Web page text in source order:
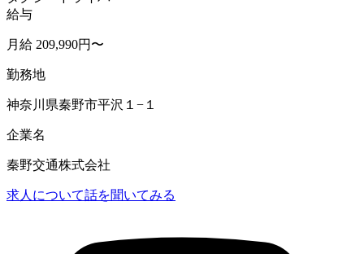
給与
月給 209,990円〜
勤務地
神奈川県秦野市平沢１−１
企業名
秦野交通株式会社
求人について話を聞いてみる